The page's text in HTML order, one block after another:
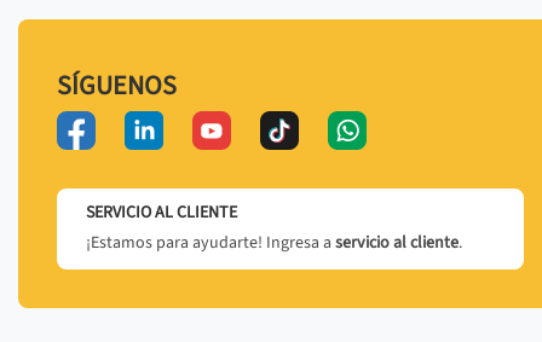
SÍGUENOS
SERVICIO AL CLIENTE
¡Estamos para ayudarte! Ingresa a servicio al cliente.